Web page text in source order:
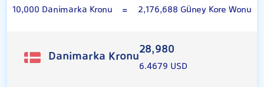
10,000 Danimarka Kronu
= 2,176,688 Güney Kore Wonu
Danimarka Kronu28,980
6.4679 USD